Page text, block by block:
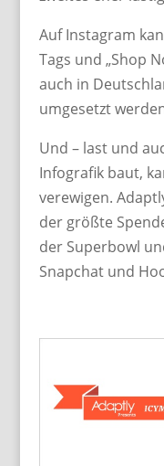
Auf Instagram
Tags und „Shop
auch in
umgesetzt
Und – last und
Infografik baut,
verewigen.
der größte
der Superbowl
Snapchat und